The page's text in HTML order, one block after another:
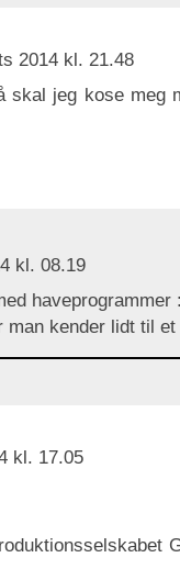
2014 kl. 21.48
skal jeg kose meg
kl. 08.19
haveprogrammer
man kender lidt til
kl. 17.05